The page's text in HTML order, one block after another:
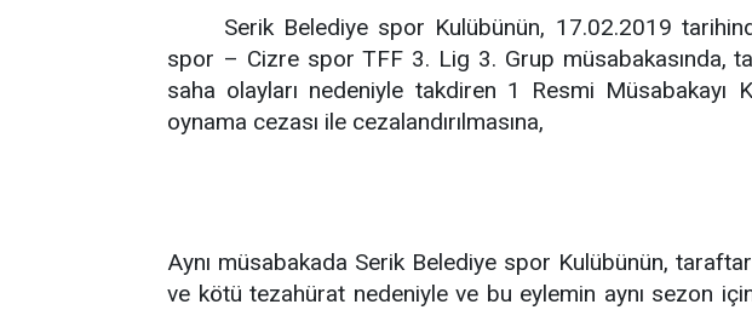
Serik Belediye spor Kulübünün, 17.02.2019
spor – Cizre spor TFF 3. Lig 3. Grup müsabakasında,
saha olayları nedeniyle takdiren 1 Resmi Müsabakayı
oynama cezası ile cezalandırılmasına,
Aynı müsabakada Serik Belediye spor Kulübünün,
ve kötü tezahürat nedeniyle ve bu eylemin aynı sezon